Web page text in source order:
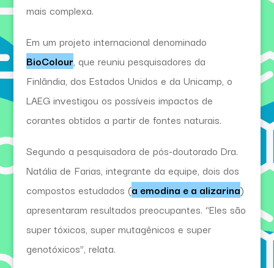
mais complexa.
Em um projeto internacional denominado
BioColour, que reuniu pesquisadores da
Finlândia, dos Estados Unidos e da Unicamp, o
LAEG investigou os possíveis impactos de
corantes obtidos a partir de fontes naturais.
Segundo a pesquisadora de pós-doutorado Dra.
Natália de Farias, integrante da equipe, dois dos
compostos estudados (a emodina e a alizarina)
apresentaram resultados preocupantes. “Eles são
super tóxicos, super mutagênicos e super
genotóxicos”, relata.